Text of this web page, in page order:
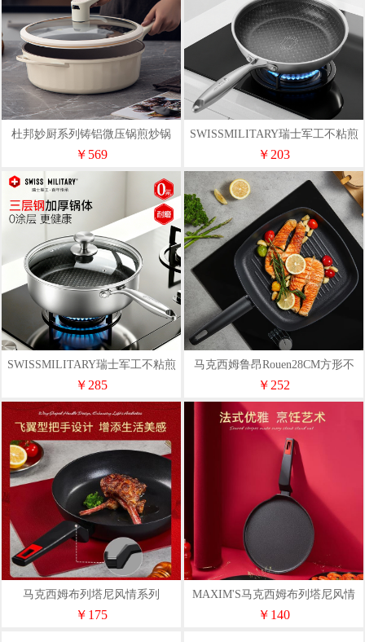
杜邦妙厨系列铸铝微压锅煎炒锅
PWYGC-850
￥569
SWISSMILITARY瑞士军工不粘煎
锅TJ2124WG
￥203
SWISSMILITARY瑞士军工不粘煎
锅TJ2128
￥285
马克西姆鲁昂Rouen28CM方形不
粘牛排煎锅ART54
￥252
马克西姆布列塔尼风情系列
Brittany平底锅ART56
￥175
MAXIM'S马克西姆布列塔尼风情
系列可丽饼煎盘ART55
￥140